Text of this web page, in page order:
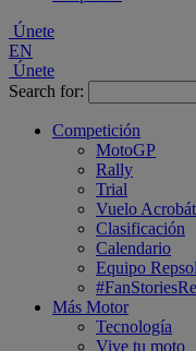
Únete
EN
Únete
Search for:
Competición
MotoGP
Rally
Trial
Vuelo
Clasificación
Calendario
Equipo Repsol
Más Motor
Tecnología
Vive tu moto